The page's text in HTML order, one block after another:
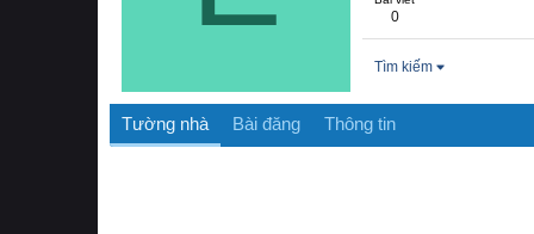
0
Tìm kiếm
Tường nhà Bài đăng Thông tin